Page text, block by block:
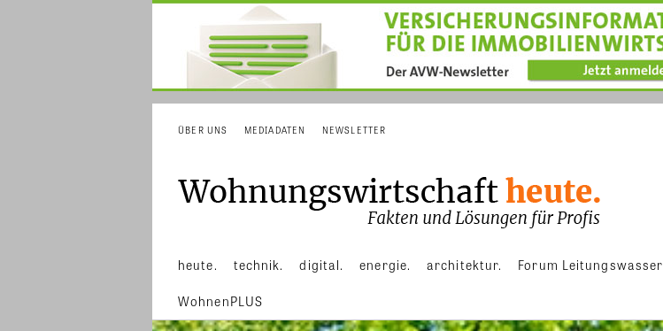
ÜBER UNS MEDIADATEN NEWSLETTER
heute. technik. digital. energie. architektur. Forum Leitungswasser
WohnenPLUS